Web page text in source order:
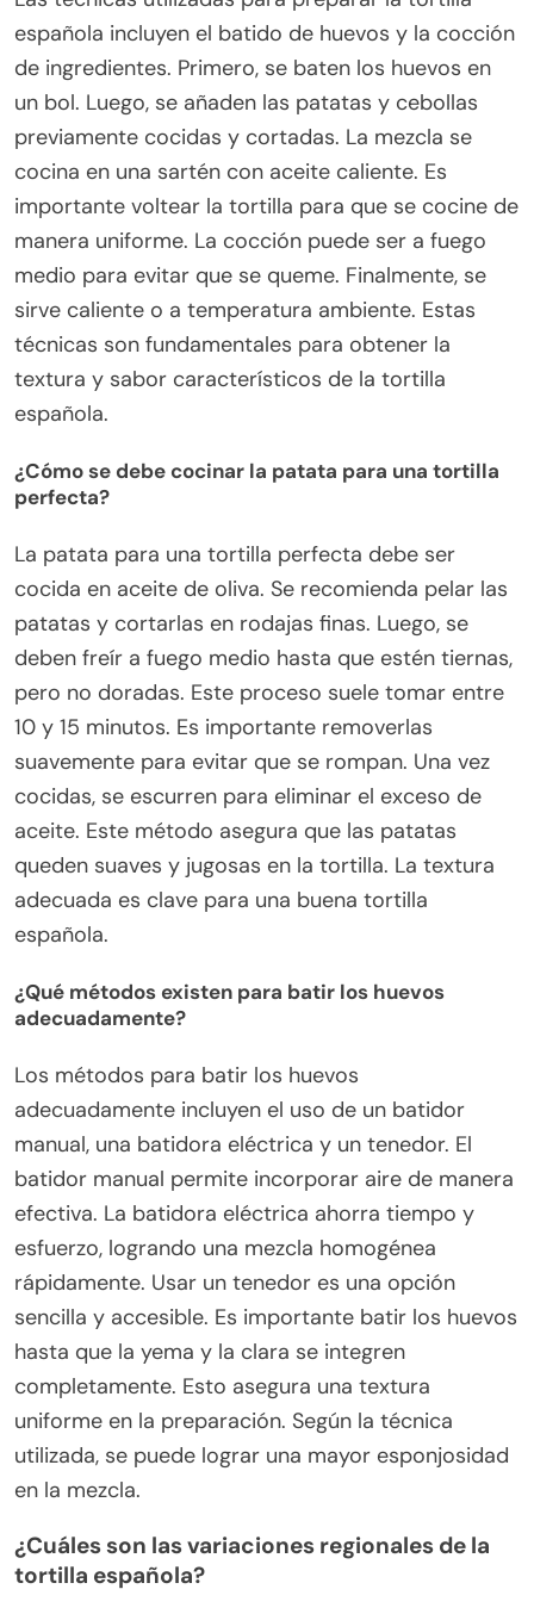
española incluyen el batido de huevos y la cocción
de ingredientes. Primero, se baten los huevos en
un bol. Luego, se añaden las patatas y cebollas
previamente cocidas y cortadas. La mezcla se
cocina en una sartén con aceite caliente. Es
importante voltear la tortilla para que se cocine de
manera uniforme. La cocción puede ser a fuego
medio para evitar que se queme. Finalmente, se
sirve caliente o a temperatura ambiente. Estas
técnicas son fundamentales para obtener la
textura y sabor característicos de la tortilla
española.
¿Cómo se debe cocinar la patata para una tortilla
perfecta?
La patata para una tortilla perfecta debe ser
cocida en aceite de oliva. Se recomienda pelar las
patatas y cortarlas en rodajas finas. Luego, se
deben freír a fuego medio hasta que estén tiernas,
pero no doradas. Este proceso suele tomar entre
10 y 15 minutos. Es importante removerlas
suavemente para evitar que se rompan. Una vez
cocidas, se escurren para eliminar el exceso de
aceite. Este método asegura que las patatas
queden suaves y jugosas en la tortilla. La textura
adecuada es clave para una buena tortilla
española.
¿Qué métodos existen para batir los huevos
adecuadamente?
Los métodos para batir los huevos
adecuadamente incluyen el uso de un batidor
manual, una batidora eléctrica y un tenedor. El
batidor manual permite incorporar aire de manera
efectiva. La batidora eléctrica ahorra tiempo y
esfuerzo, logrando una mezcla homogénea
rápidamente. Usar un tenedor es una opción
sencilla y accesible. Es importante batir los huevos
hasta que la yema y la clara se integren
completamente. Esto asegura una textura
uniforme en la preparación. Según la técnica
utilizada, se puede lograr una mayor esponjosidad
en la mezcla.
¿Cuáles son las variaciones regionales de la
tortilla española?